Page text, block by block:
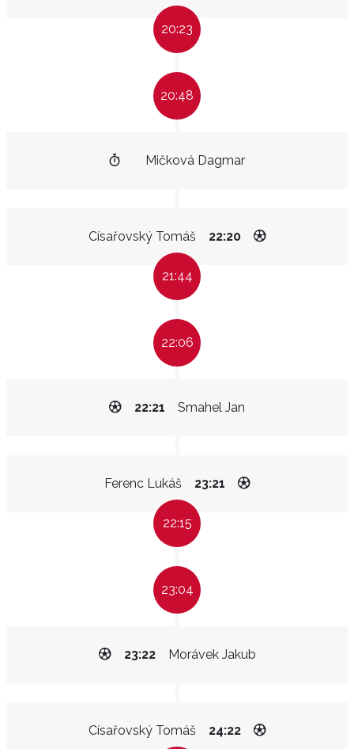
20:23
20:48
Mičková Dagmar
Císařovský Tomáš 22:20
21:44
22:06
Smahel Jan
22:21
Ferenc Lukáš 23:21
22:15
23:04
Morávek Jakub
23:22
Císařovský Tomáš 24:22